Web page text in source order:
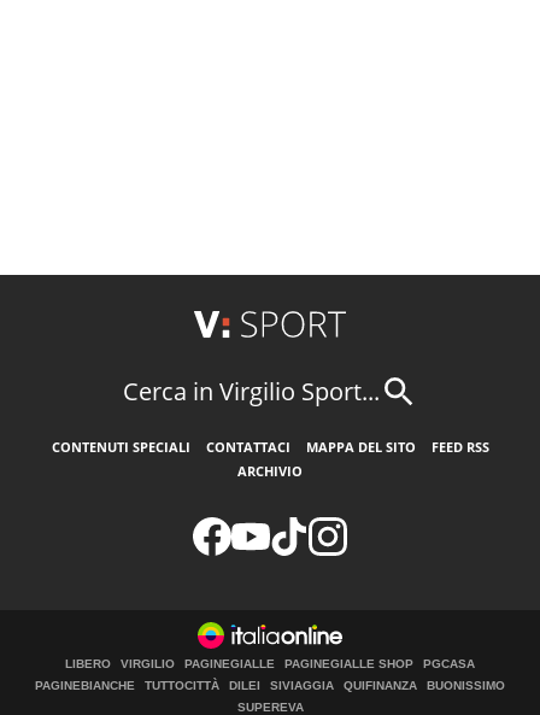
Cerca in Virgilio Sport...
CONTENUTI SPECIALI CONTATTACI MAPPA DEL SITO
FEED RSS
ARCHIVIO
LIBERO VIRGILIO PAGINEGIALLE PAGINEGIALLE SHOP
PGCASA
PAGINEBIANCHE
TUTTOCITTÀ DILEI SIVIAGGIA QUIFINANZA
BUONISSIMO
SUPEREVA